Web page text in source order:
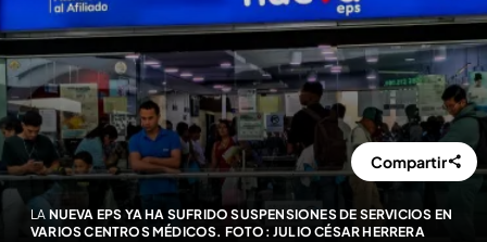
LA NUEVA EPS YA HA SUFRIDO SUSPENSIONES DE SERVICIOS EN
VARIOS CENTROS MÉDICOS. FOTO: JULIO CÉSAR HERRERA
Compartir